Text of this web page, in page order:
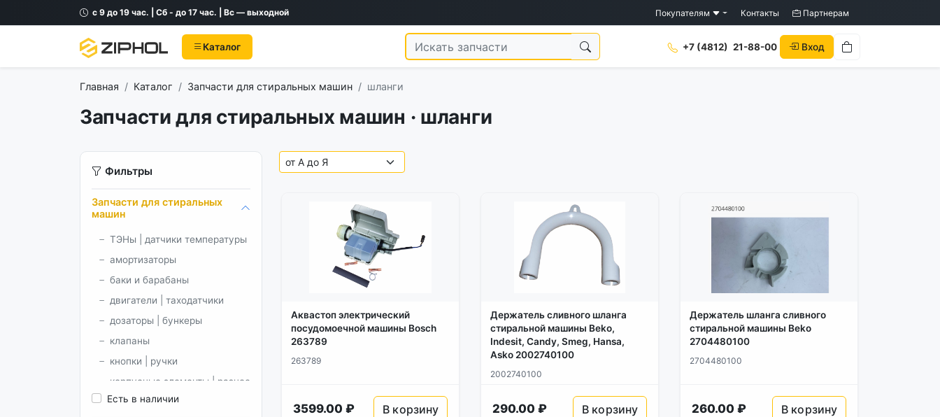
с 9 до 19 час. | Сб - до 17 час. | Вс — выходной Покупателям Контакты Партнерам
Каталог +7 (4812) 21-88-00 Вход
Главная Каталог Запчасти для стиральных машин шланги
Запчасти для стиральных машин · шланги
Фильтры
Запчасти для стиральных
машин
ТЭНы | датчики температуры
амортизаторы
баки и барабаны
двигатели | таходатчики
дозаторы | бункеры
клапаны
кнопки | ручки
корпусные элементы | разное
крестовины | шкивы |
Есть в наличии
Аквастоп электрический
посудомоечной машины Bosch
263789
263789
3599.00 ₽ В корзину
Держатель сливного шланга
стиральной машины Beko,
Indesit, Candy, Smeg, Hansa,
Asko 2002740100
2002740100
290.00 ₽ В корзину
Держатель шланга сливного
стиральной машины Beko
2704480100
2704480100
260.00 ₽ В корзину